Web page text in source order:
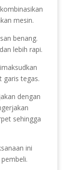
mesin.
benang.
lebih rapi.
garis tegas.
dengan
sehingga
ini